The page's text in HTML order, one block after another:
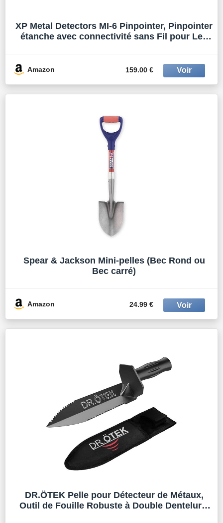
XP Metal Detectors MI-6 Pinpointer, Pinpointer
étanche avec connectivité sans Fil pour Les
Amazon 159.00 €
Spear & Jackson Mini-pelles (Bec Rond ou
Bec carré)
Amazon 24.99 €
DR.ÖTEK Pelle pour Détecteur de Métaux,
Outil de Fouille Robuste à Double Dentelure,